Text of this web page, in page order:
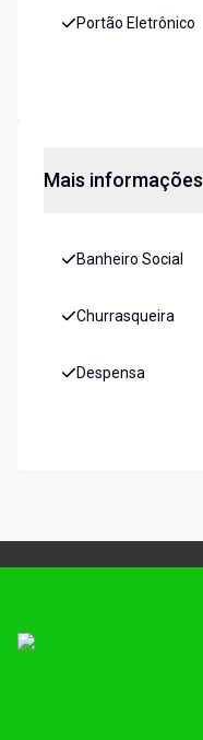
Portão Eletrônico
Mais informações
Banheiro Social
Churrasqueira
Despensa